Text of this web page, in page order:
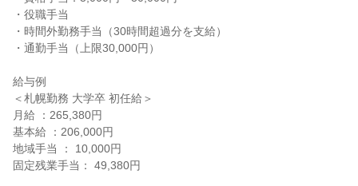
・役職手当
・時間外勤務手当（30時間超過分を支給）
・通勤手当（上限30,000円）
給与例
＜札幌勤務 大学卒 初任給＞
月給 ：265,380円
基本給 ：206,000円
地域手当 ： 10,000円
固定残業手当： 49,380円